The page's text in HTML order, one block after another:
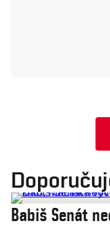
Babiš Senát